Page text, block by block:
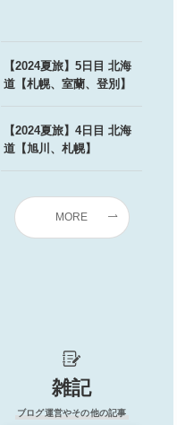
【2024夏旅】5日目 北海
道【札幌、室蘭、登別】
【2024夏旅】4日目 北海
道【旭川、札幌】
MORE
雑記
ブログ運営やその他の記事